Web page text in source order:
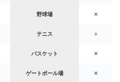
野球場 ✕
テニス ○
バスケット ✕
ゲートボール場 ✕